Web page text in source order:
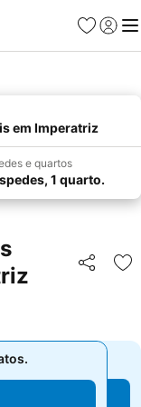
Favoritos
Iniciar
em Imperatriz
e quartos
1 quarto.
Partilhar